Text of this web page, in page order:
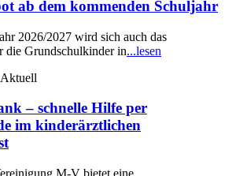
ab dem kommenden Schuljahr
2026/2027 wird sich auch das
die Grundschulkinder in...lesen
– schnelle Hilfe per
im kinderärztlichen
M-V bietet eine